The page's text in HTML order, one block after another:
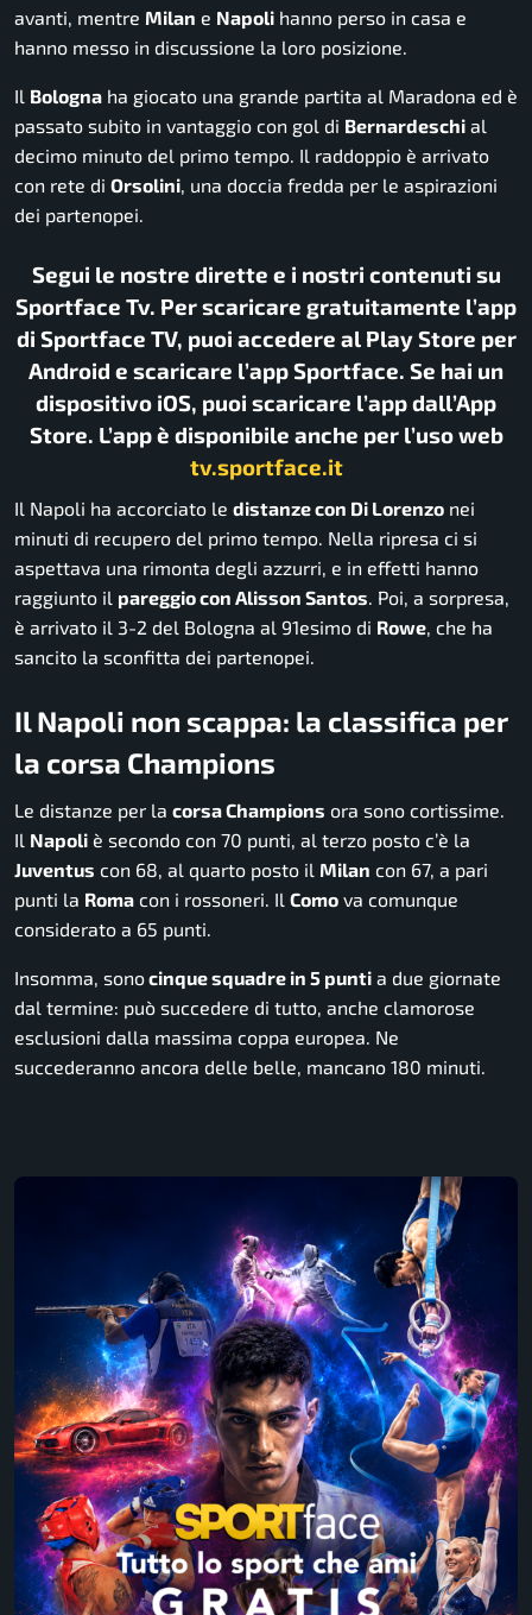
avanti, mentre Milan e Napoli hanno perso in casa e
hanno messo in discussione la loro posizione.
Il Bologna ha giocato una grande partita al Maradona ed è
passato subito in vantaggio con gol di Bernardeschi al
decimo minuto del primo tempo. Il raddoppio è arrivato
con rete di Orsolini, una doccia fredda per le aspirazioni
dei partenopei.
Segui le nostre dirette e i nostri contenuti su
Sportface Tv. Per scaricare gratuitamente l’app
di Sportface TV, puoi accedere al Play Store per
Android e scaricare l’app Sportface. Se hai un
dispositivo iOS, puoi scaricare l’app dall’App
Store. L’app è disponibile anche per l’uso web
tv.sportface.it
Il Napoli ha accorciato le distanze con Di Lorenzo nei
minuti di recupero del primo tempo. Nella ripresa ci si
aspettava una rimonta degli azzurri, e in effetti hanno
raggiunto il pareggio con Alisson Santos. Poi, a sorpresa,
è arrivato il 3-2 del Bologna al 91esimo di Rowe, che ha
sancito la sconfitta dei partenopei.
Il Napoli non scappa: la classifica per
la corsa Champions
Le distanze per la corsa Champions ora sono cortissime.
Il Napoli è secondo con 70 punti, al terzo posto c’è la
Juventus con 68, al quarto posto il Milan con 67, a pari
punti la Roma con i rossoneri. Il Como va comunque
considerato a 65 punti.
Insomma, sonocinque squadre in 5 punti a due giornate
dal termine: può succedere di tutto, anche clamorose
esclusioni dalla massima coppa europea. Ne
succederanno ancora delle belle, mancano 180 minuti.